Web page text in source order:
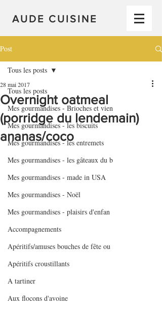
AUDE CUISINE
Post
Tous les posts
Mes gourmandises - Brioches et vien
Mes gourmandises - les biscuits
Mes gourmandises - les entremets
Mes gourmandises - les gâteaux du b
Mes gourmandises - made in USA
Mes gourmandises - Noël
Mes gourmandises - plaisirs d'enfan
Accompagnements
Apéritifs/amuses bouches de fête ou
Apéritifs croustillants
A tartiner
Aux flocons d'avoine
Tous les posts
Overnight oatmeal
(porridge du lendemain)
ananas/coco
28 mai 2017